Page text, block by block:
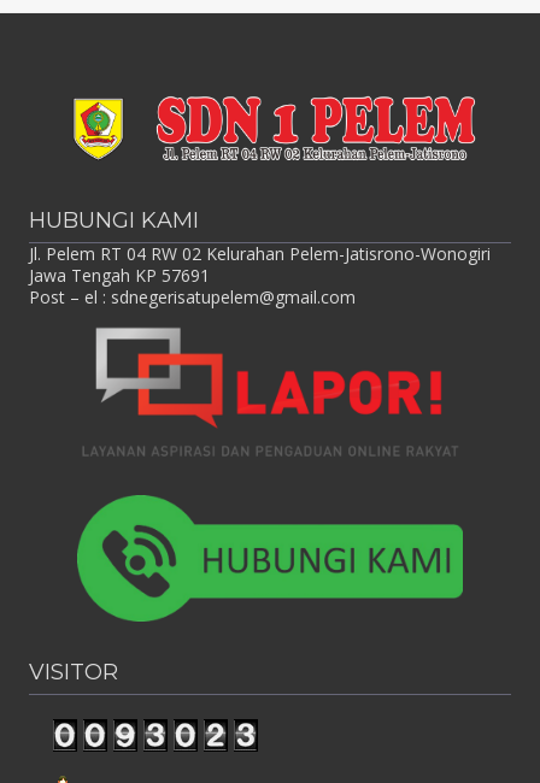
HUBUNGI KAMI
Jl. Pelem RT 04 RW 02 Kelurahan Pelem-Jatisrono-Wonogiri
Jawa Tengah KP 57691
Post – el : sdnegerisatupelem@gmail.com
VISITOR